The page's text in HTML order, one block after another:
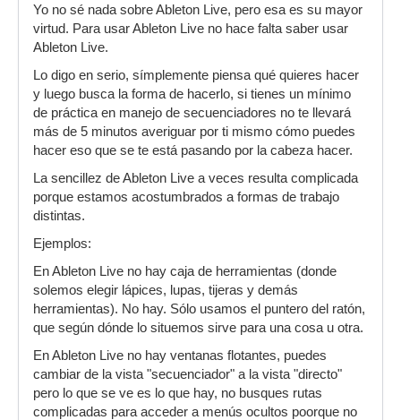
Yo no sé nada sobre Ableton Live, pero esa es su mayor
virtud. Para usar Ableton Live no hace falta saber usar
Ableton Live.
Lo digo en serio, símplemente piensa qué quieres hacer
y luego busca la forma de hacerlo, si tienes un mínimo
de práctica en manejo de secuenciadores no te llevará
más de 5 minutos averiguar por ti mismo cómo puedes
hacer eso que se te está pasando por la cabeza hacer.
La sencillez de Ableton Live a veces resulta complicada
porque estamos acostumbrados a formas de trabajo
distintas.
Ejemplos:
En Ableton Live no hay caja de herramientas (donde
solemos elegir lápices, lupas, tijeras y demás
herramientas). No hay. Sólo usamos el puntero del ratón,
que según dónde lo situemos sirve para una cosa u otra.
En Ableton Live no hay ventanas flotantes, puedes
cambiar de la vista "secuenciador" a la vista "directo"
pero lo que se ve es lo que hay, no busques rutas
complicadas para acceder a menús ocultos poorque no